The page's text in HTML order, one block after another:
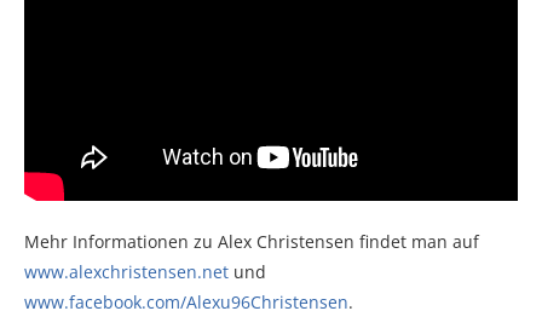
Mehr Informationen zu Alex Christensen findet man auf
www.alexchristensen.net und
www.facebook.com/Alexu96Christensen.